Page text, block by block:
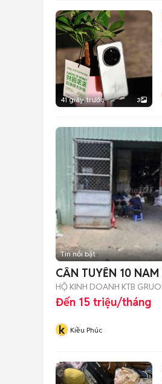
41 giây trước 3
Tin nổi bật
CẦN TUYỂN 10 NAM
HỘ KINH DOANH KTB
Đến 15 triệu/tháng
k Kiều Phúc